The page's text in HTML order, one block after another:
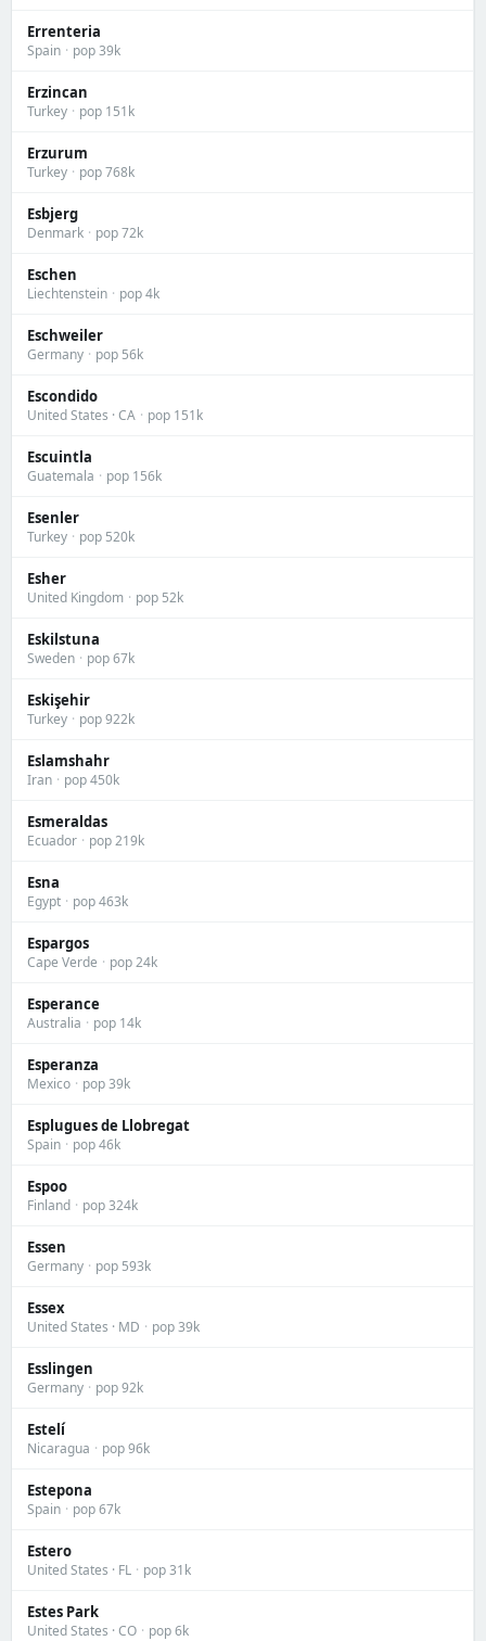
Errenteria
Spain · pop 39k
Erzincan
Turkey · pop 151k
Erzurum
Turkey · pop 768k
Esbjerg
Denmark · pop 72k
Eschen
Liechtenstein · pop 4k
Eschweiler
Germany · pop 56k
Escondido
United States · CA · pop 151k
Escuintla
Guatemala · pop 156k
Esenler
Turkey · pop 520k
Esher
United Kingdom · pop 52k
Eskilstuna
Sweden · pop 67k
Eskişehir
Turkey · pop 922k
Eslamshahr
Iran · pop 450k
Esmeraldas
Ecuador · pop 219k
Esna
Egypt · pop 463k
Espargos
Cape Verde · pop 24k
Esperance
Australia · pop 14k
Esperanza
Mexico · pop 39k
Esplugues de Llobregat
Spain · pop 46k
Espoo
Finland · pop 324k
Essen
Germany · pop 593k
Essex
United States · MD · pop 39k
Esslingen
Germany · pop 92k
Estelí
Nicaragua · pop 96k
Estepona
Spain · pop 67k
Estero
United States · FL · pop 31k
Estes Park
United States · CO · pop 6k